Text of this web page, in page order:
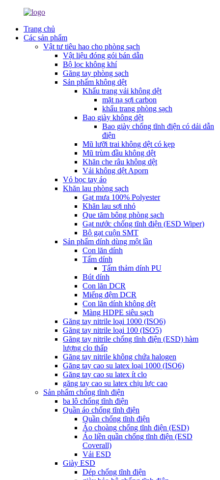
Trang chủ
Các sản phẩm
Vật tư tiêu hao cho phòng sạch
Vật liệu đóng gói bán dẫn
Bộ lọc không khí
Găng tay phòng sạch
Sản phẩm không dệt
Khẩu trang vải không dệt
mặt nạ sợi carbon
khẩu trang phòng sạch
Bao giày không dệt
Bao giày chống tĩnh điện có dải dẫn
điện
Mũ lưỡi trai không dệt có kẹp
Mũ trùm đầu không dệt
Khăn che râu không dệt
Vải không dệt Aporn
Vỏ bọc tay áo
Khăn lau phòng sạch
Gạt mưa 100% Polyester
Khăn lau sợi nhỏ
Que tăm bông phòng sạch
Gạt nước chống tĩnh điện (ESD Wiper)
Bộ gạt cuộn SMT
Sản phẩm dính dùng một lần
Con lăn dính
Tấm dính
Tấm thảm dính PU
Bút dính
Con lăn DCR
Miếng đệm DCR
Con lăn dính không dệt
Màng HDPE siêu sạch
Găng tay nitrile loại 1000 (ISO6)
Găng tay nitrile loại 100 (ISO5)
Găng tay nitrile chống tĩnh điện (ESD) hàm
lượng clo thấp
Găng tay nitrile không chứa halogen
Găng tay cao su latex loại 1000 (ISO6)
Găng tay cao su latex ít clo
găng tay cao su latex chịu lực cao
Sản phẩm chống tĩnh điện
ba lô chống tĩnh điện
Quần áo chống tĩnh điện
Quần chống tĩnh điện
Áo choàng chống tĩnh điện (ESD)
Áo liền quần chống tĩnh điện (ESD
Coverall)
Vải ESD
Giày ESD
Dép chống tĩnh điện